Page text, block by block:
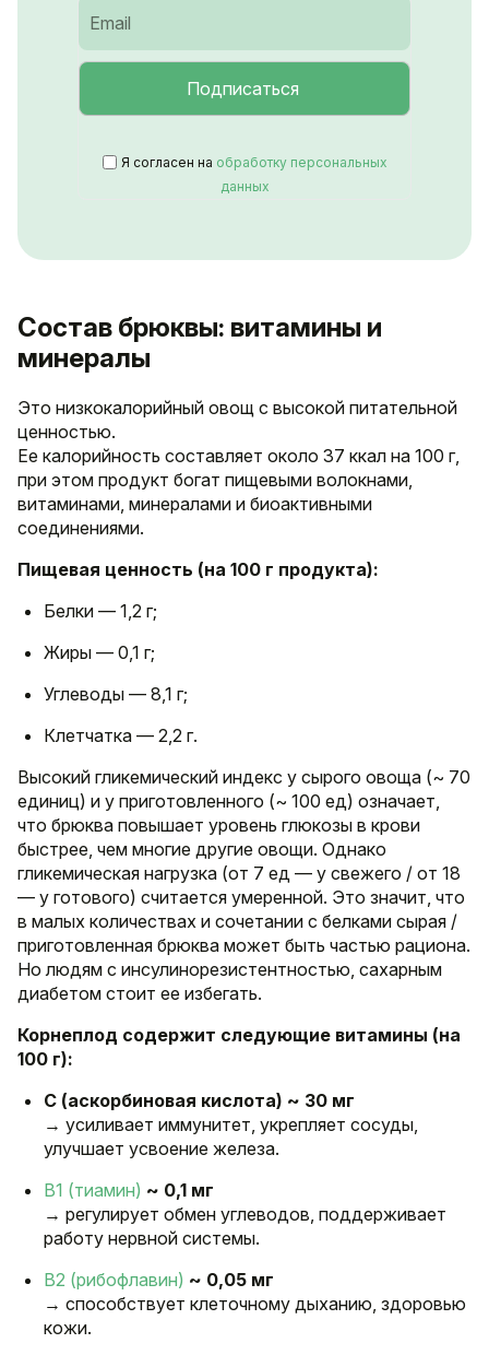
Я согласен на обработку персональных
данных
Состав брюквы: витамины и
минералы
Это низкокалорийный овощ с высокой питательной
ценностью.
Ее калорийность составляет около 37 ккал на 100 г,
при этом продукт богат пищевыми волокнами,
витаминами, минералами и биоактивными
соединениями.
Пищевая ценность (на 100 г продукта):
Белки — 1,2 г;
Жиры — 0,1 г;
Углеводы — 8,1 г;
Клетчатка — 2,2 г.
Высокий гликемический индекс у сырого овоща (~ 70
единиц) и у приготовленного (~ 100 ед) означает,
что брюква повышает уровень глюкозы в крови
быстрее, чем многие другие овощи. Однако
гликемическая нагрузка (от 7 ед — у свежего / от 18
— у готового) считается умеренной. Это значит, что
в малых количествах и сочетании с белками сырая /
приготовленная брюква может быть частью рациона.
Но людям с инсулинорезистентностью, сахарным
диабетом стоит ее избегать.
Корнеплод содержит следующие витамины (на
100 г):
C (аскорбиновая кислота) ~ 30 мг
→ усиливает иммунитет, укрепляет сосуды,
улучшает усвоение железа.
B1 (тиамин) ~ 0,1 мг
→ регулирует обмен углеводов, поддерживает
работу нервной системы.
B2 (рибофлавин) ~ 0,05 мг
→ способствует клеточному дыханию, здоровью
кожи.